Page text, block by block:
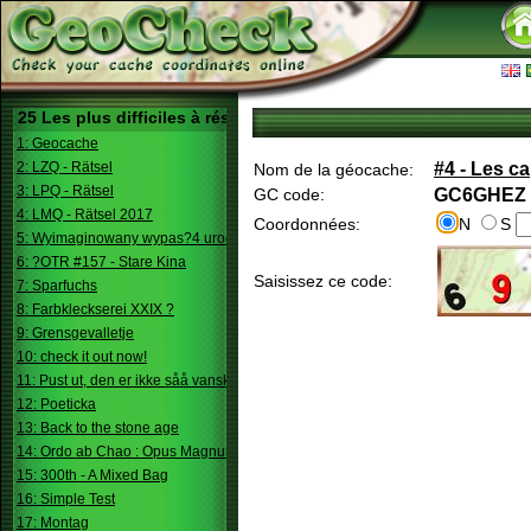
25 Les plus difficiles à résoudre
1: Geocache
2: LZQ - Rätsel
3: LPQ - Rätsel
4: LMQ - Rätsel 2017
5: Wyimaginowany wypas?4 urodziny
6: ?OTR #157 - Stare Kina
7: Sparfuchs
8: Farbkleckserei XXIX ?
9: Grensgevalletje
10: check it out now!
11: Pust ut, den er ikke såå vanskelig.
12: Poeticka
13: Back to the stone age
14: Ordo ab Chao : Opus Magnum
15: 300th - A Mixed Bag
16: Simple Test
17: Montag
Nom de la géocache: #4 - Les
GC code: GC6GHEZ
Coordonnées: N S
Saisissez ce code: